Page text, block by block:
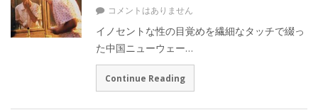
コメントはありません
イノセントな性の目覚めを繊細なタッチで綴っ
た中国ニューウェー…
Continue Reading